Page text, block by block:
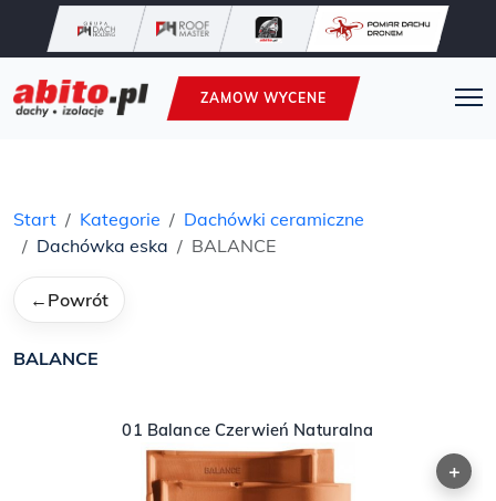
ZAMOW WYCENE
Start Kategorie
Dachówki ceramiczne
Dachówka eska
BALANCE
← Powrót
BALANCE
01 Balance Czerwień Naturalna
+